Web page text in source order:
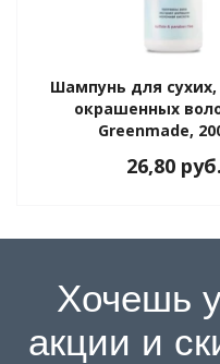
Шампунь для
окрашенных
Greenmade,
26,80 руб.
Хочешь
акции и